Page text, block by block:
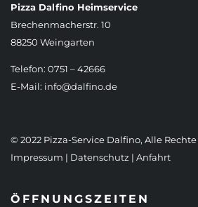
Pizza Dalfino Heimservice
Brechenmacherstr. 10
88250 Weingarten
Telefon: 0751 – 42666
E-Mail: info@dalfino.de
© 2022 Pizza-Service Dalfino, Alle
Impressum | Datenschutz | Anfahrt
ÖFFNUNGSZEITEN